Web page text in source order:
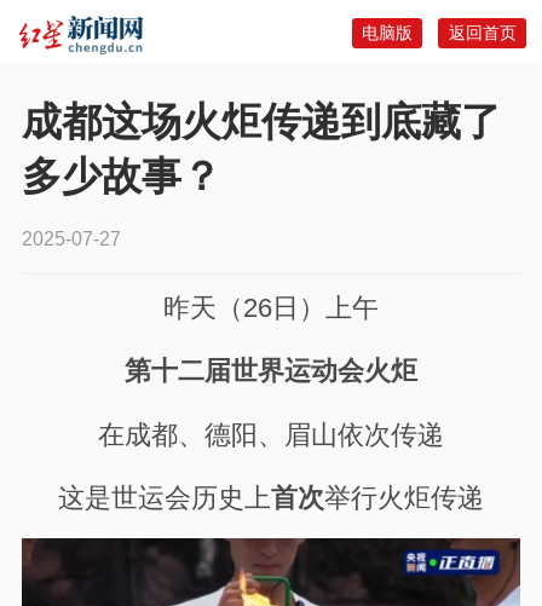
返回首页
电脑版
成都这场火炬传递到底藏了
多少故事？
2025-07-27
昨天（26日）上午
第十二届世界运动会火炬
在成都、德阳、眉山依次传递
这是世运会历史上首次举行火炬传递